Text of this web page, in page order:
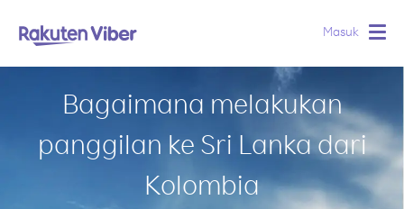
Masuk
Bagaimana melakukan
panggilan ke Sri Lanka dari
Kolombia